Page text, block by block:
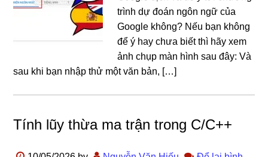
trình dự đoán ngôn ngữ của
Google không? Nếu bạn không
để ý hay chưa biết thì hãy xem
ảnh chụp màn hình sau đây: Và
sau khi bạn nhập thử một văn bản, […]
Tính lũy thừa ma trận trong C/C++